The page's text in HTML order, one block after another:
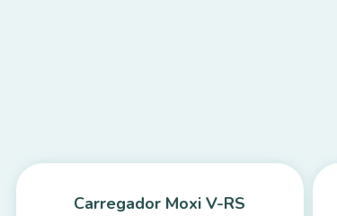
Carregador Moxi V-RS